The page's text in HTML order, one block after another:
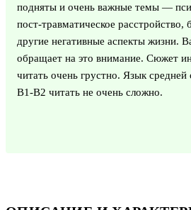
подняты и очень важные темы —
пост-травматическое расстройство,
другие негативные аспекты жизни.
обращает на это внимание. Сюжет
читать очень грустно. Язык
В1-В2 читать не очень сложно.